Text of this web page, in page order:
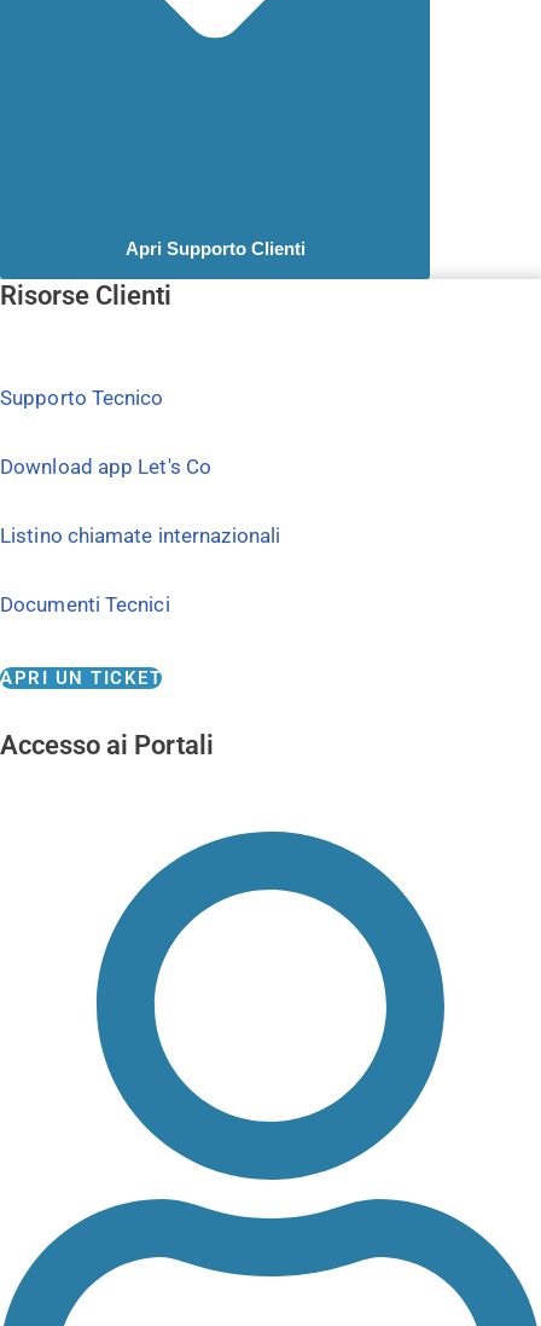
Apri Supporto Clienti
Risorse Clienti
Supporto Tecnico
Download app Let's Co
Listino chiamate internazionali
Documenti Tecnici
APRI UN TICKET
Accesso ai Portali